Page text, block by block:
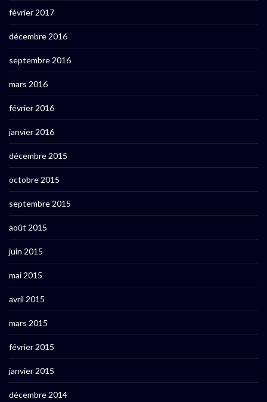
février 2017
décembre 2016
septembre 2016
mars 2016
février 2016
janvier 2016
décembre 2015
octobre 2015
septembre 2015
août 2015
juin 2015
mai 2015
avril 2015
mars 2015
février 2015
janvier 2015
décembre 2014